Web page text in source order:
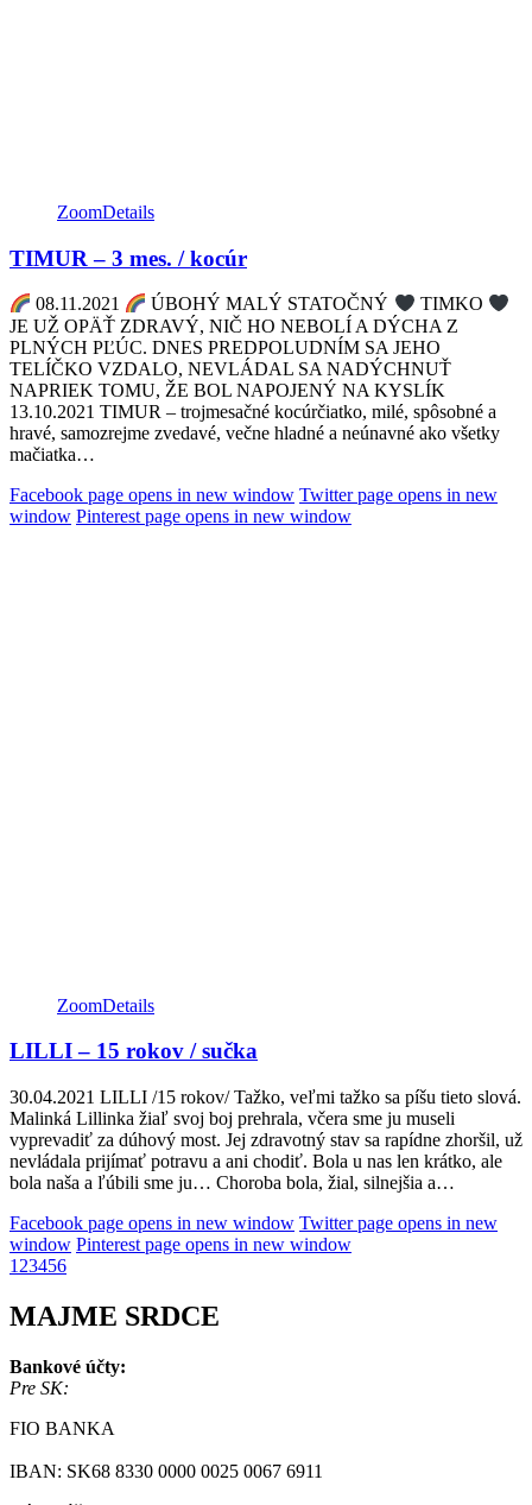
ZoomDetails
TIMUR – 3 mes. / kocúr
08.11.2021 ÚBOHÝ MALÝ STATOČNÝ
TIMKO
JE UŽ OPÄŤ ZDRAVÝ, NIČ HO NEBOLÍ A DÝCHA Z
PLNÝCH PĽÚC. DNES PREDPOLUDNÍM SA JEHO
TELÍČKO VZDALO, NEVLÁDAL SA NADÝCHNUŤ
NAPRIEK TOMU, ŽE BOL NAPOJENÝ NA KYSLÍK
13.10.2021 TIMUR – trojmesačné kocúrčiatko, milé, spôsobné a
hravé, samozrejme zvedavé, večne hladné a neúnavné ako všetky
mačiatka…
Facebook page opens in new window Twitter page opens in new
window Pinterest page opens in new window
ZoomDetails
LILLI – 15 rokov / sučka
30.04.2021 LILLI /15 rokov/ Tažko, veľmi tažko sa píšu tieto slová.
Malinká Lillinka žiaľ svoj boj prehrala, včera sme ju museli
vyprevadiť za dúhový most. Jej zdravotný stav sa rapídne zhoršil, už
nevládala prijímať potravu a ani chodiť. Bola u nas len krátko, ale
bola naša a ľúbili sme ju… Choroba bola, žial, silnejšia a…
Facebook page opens in new window Twitter page opens in new
window Pinterest page opens in new window
1 23456
MAJME SRDCE
Bankové účty:
Pre SK:
FIO BANKA
IBAN: SK68 8330 0000 0025 0067 6911